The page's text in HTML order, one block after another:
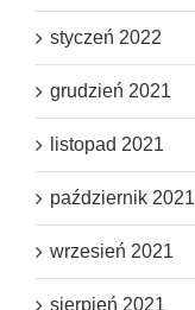
styczeń 2022
grudzień 2021
listopad 2021
październik 2021
wrzesień 2021
sierpień 2021